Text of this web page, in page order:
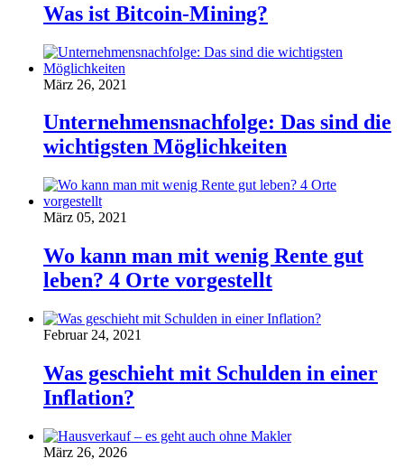
Was ist Bitcoin-Mining?
März 26, 2021
Unternehmensnachfolge: Das sind die
wichtigsten Möglichkeiten
März 05, 2021
Wo kann man mit wenig Rente gut
leben? 4 Orte vorgestellt
Februar 24, 2021
Was geschieht mit Schulden in einer
Inflation?
März 26, 2026